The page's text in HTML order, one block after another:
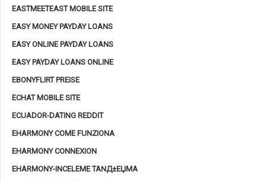
EASTMEETEAST MOBILE SITE
EASY MONEY PAYDAY LOANS
EASY ONLINE PAYDAY LOANS
EASY PAYDAY LOANS ONLINE
EBONYFLIRT PREISE
ECHAT MOBILE SITE
ECUADOR-DATING REDDIT
EHARMONY COME FUNZIONA
EHARMONY CONNEXION
EHARMONY-INCELEME TANД±ЕЏMA